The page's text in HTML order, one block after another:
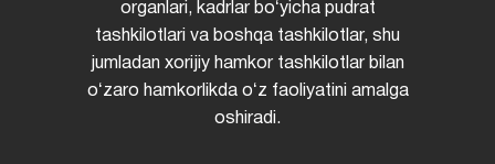
organlari, kadrlar boʻyicha pudrat
tashkilotlari va boshqa tashkilotlar, shu
jumladan xorijiy hamkor tashkilotlar bilan
oʻzaro hamkorlikda oʻz faoliyatini amalga
oshiradi.